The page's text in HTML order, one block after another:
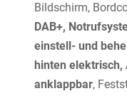
Bildschirm,
DAB+,
einstell- und
hinten
anklappbar,